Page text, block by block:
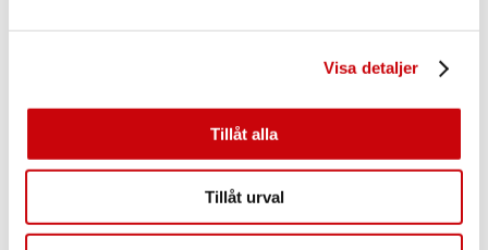
Visa detaljer
Tillåt alla
Tillåt urval
används. Den uppfyller höga krav på fyllighet,
hög härdighet mot de flesta hushållskemikalier, fett
Rengöring, underhåll, bättring se ”Målade dörrar”.
Klarlackade karmar ytbehandlade
innehåller ljusskydd som fördröjer träets gulning.